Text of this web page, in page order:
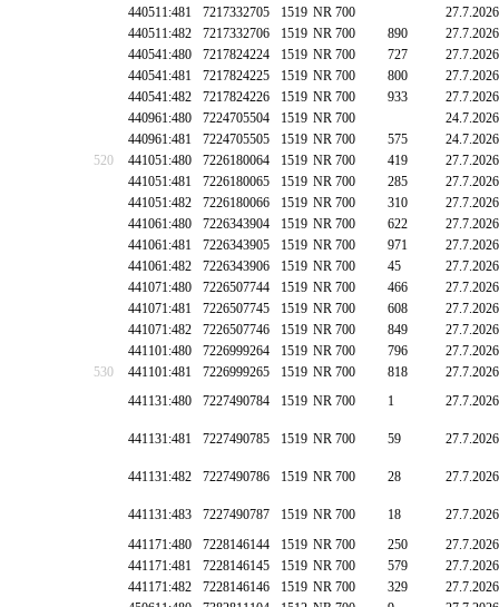
440511:481
7217332705 1519 NR 700
27.7.2026
440511:482
7217332706 1519 NR 700 890
27.7.2026
440541:480
7217824224 1519 NR 700 727
27.7.2026
440541:481
7217824225 1519 NR 700 800
27.7.2026
440541:482
7217824226 1519 NR 700 933
27.7.2026
440961:480
7224705504 1519 NR 700
24.7.2026
440961:481
7224705505 1519 NR 700 575
24.7.2026
520
441051:480 7226180064 1519 NR 700 419
27.7.2026
441051:481
7226180065 1519 NR 700 285
27.7.2026
441051:482
7226180066 1519 NR 700 310
27.7.2026
441061:480
7226343904 1519 NR 700 622
27.7.2026
441061:481
7226343905 1519 NR 700 971
27.7.2026
441061:482
7226343906 1519 NR 700 45
27.7.2026
441071:480
7226507744 1519 NR 700 466
27.7.2026
441071:481
7226507745 1519 NR 700 608
27.7.2026
441071:482
7226507746 1519 NR 700 849
27.7.2026
441101:480
7226999264 1519 NR 700 796
27.7.2026
530
441101:481 7226999265 1519 NR 700 818
27.7.2026
441131:480
7227490784 1519 NR 700 1 27.7.2026
441131:481 7227490785 1519 NR 700 59 27.7.2026
441131:482 7227490786 1519 NR 700 28 27.7.2026
441131:483 7227490787 1519 NR 700 18
27.7.2026
441171:480
7228146144 1519 NR 700 250
27.7.2026
441171:481
7228146145 1519 NR 700 579
27.7.2026
441171:482
7228146146 1519 NR 700 329
27.7.2026